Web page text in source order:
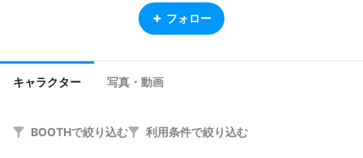
フォロー
キャラクター 写真・動画
BOOTHで絞り込む 利用条件で絞り込む